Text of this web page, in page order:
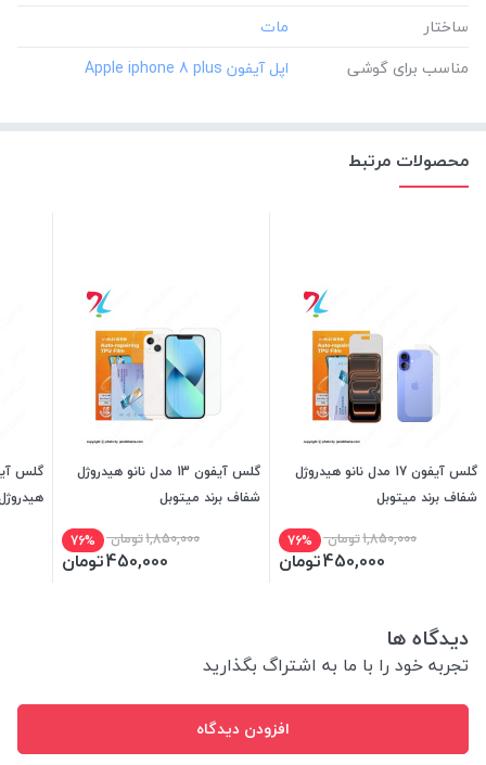
ساختار
مناسب برای گوشی
محصولات مرتبط
گلس آیفون 17 مدل نانو هیدروژل
شفاف برند میتوبل
1,850,000تومان 76%
450,000تومان
گلس آیفون 13 مدل نانو هیدروژل
شفاف برند میتوبل
1,850,000تومان 76%
450,000تومان
دیدگاه ها
تجربه خود را با ما به اشتراگ بگذارید
افزودن دیدگاه